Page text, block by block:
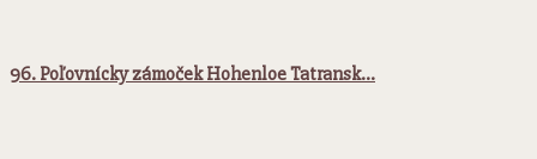
96. Poľovnícky zámoček Hohenloe Tatransk…